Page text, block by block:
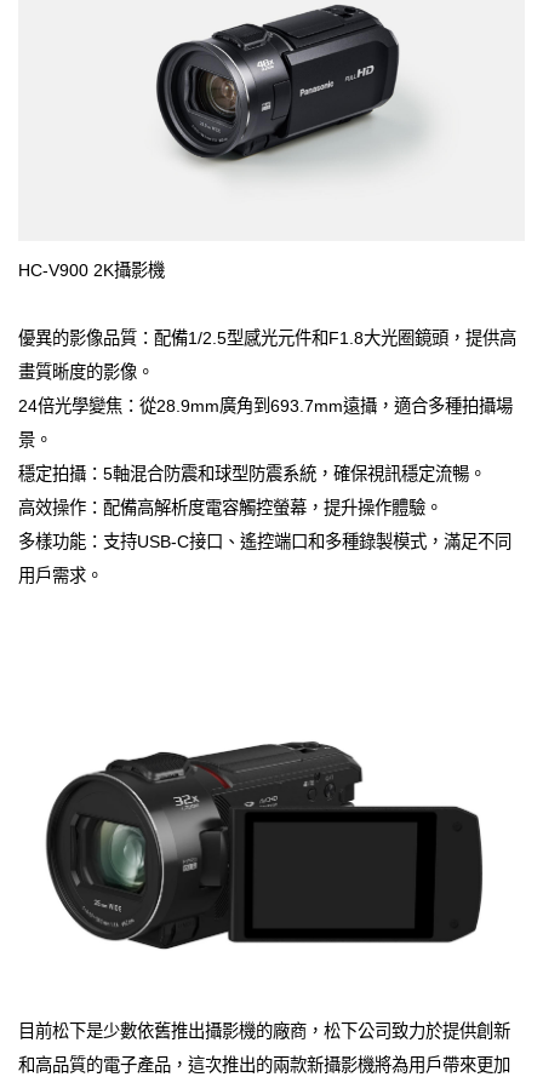
HC-V900 2K攝影機
優異的影像品質：配備1/2.5型感光元件和F1.8大光圈鏡頭，提供高
畫質晰度的影像。
24倍光學變焦：從28.9mm廣角到693.7mm遠攝，適合多種拍攝場
景。
穩定拍攝：5軸混合防震和球型防震系統，確保視訊穩定流暢。
高效操作：配備高解析度電容觸控螢幕，提升操作體驗。
多樣功能：支持USB-C接口、遙控端口和多種錄製模式，滿足不同
用戶需求。
目前松下是少數依舊推出攝影機的廠商，松下公司致力於提供創新
和高品質的電子產品，這次推出的兩款新攝影機將為用戶帶來更加